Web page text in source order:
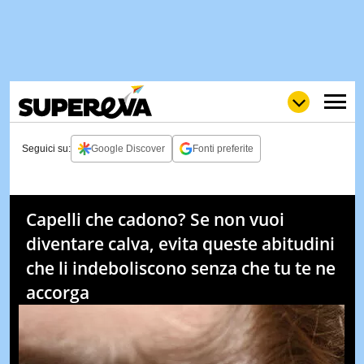
NEWS
& TV
QUIZ
Seguici su: Google Discover Fonti preferite
Capelli che cadono? Se non vuoi
diventare calva, evita queste abitudini
che li indeboliscono senza che tu te ne
accorga